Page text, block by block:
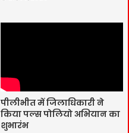
पीलीभीत में जिलाधिकारी ने
किया पल्स पोलियो अभियान का
शुभारंभ